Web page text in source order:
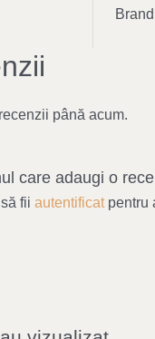
până acum.
care adaugi o
fii autentificatpentru